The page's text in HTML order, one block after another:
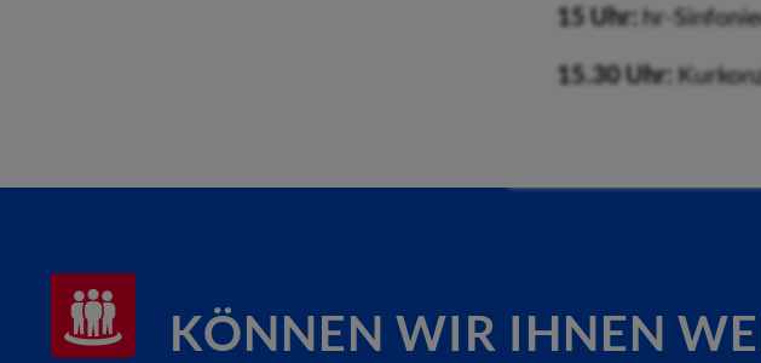
15 Uhr: hr-
15.30 Uhr:
KÖNNEN WIR IHNEN